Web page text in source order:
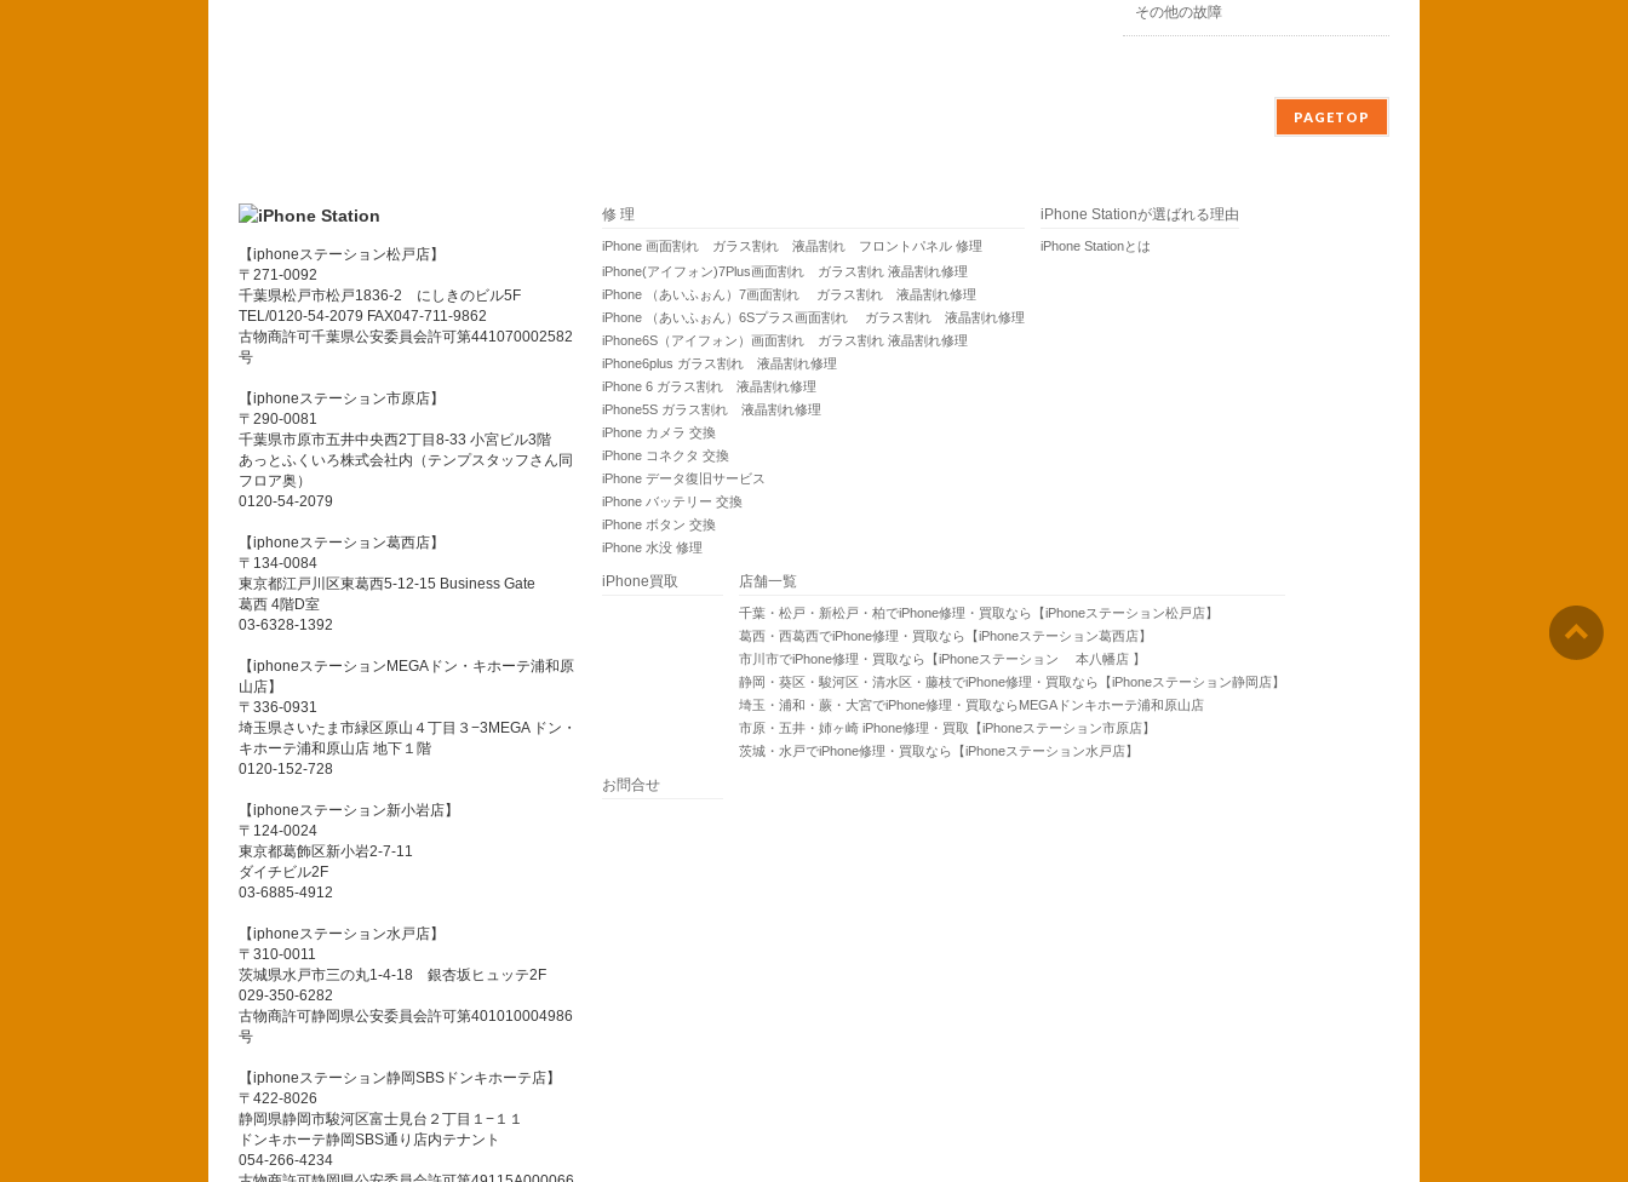
その他の故障
PAGETOP
【iphoneステーション松戸店】
〒271-0092
千葉県松戸市松戸1836-2 にしきのビル5F
TEL/0120-54-2079 FAX047-711-9862
古物商許可千葉県公安委員会許可第441070002582
号
【iphoneステーション市原店】
〒290-0081
千葉県市原市五井中央西2丁目8-33 小宮ビル3階
あっとふくいろ株式会社内（テンプスタッフさん同
フロア奥）
0120-54-2079
【iphoneステーション葛西店】
〒134-0084
東京都江戸川区東葛西5-12-15 Business Gate
葛西 4階D室
03-6328-1392
【iphoneステーションMEGAドン・キホーテ浦和原
山店】
〒336-0931
埼玉県さいたま市緑区原山４丁目３−3MEGA ドン・
キホーテ浦和原山店 地下１階
0120-152-728
【iphoneステーション新小岩店】
〒124-0024
東京都葛飾区新小岩2-7-11
ダイチビル2F
03-6885-4912
【iphoneステーション水戸店】
〒310-0011
茨城県水戸市三の丸1-4-18 銀杏坂ヒュッテ2F
029-350-6282
古物商許可静岡県公安委員会許可第401010004986
号
【iphoneステーション静岡SBSドンキホーテ店】
〒422-8026
静岡県静岡市駿河区富士見台２丁目１−１１
ドンキホーテ静岡SBS通り店内テナント
054-266-4234
修 理
iPhone 画面割れ ガラス割れ 液晶割れ フロントパネル 修理
iPhone(アイフォン)7Plus画面割れ ガラス割れ 液晶割れ修理
iPhone （あいふぉん）7画面割れ ガラス割れ 液晶割れ修理
iPhone （あいふぉん）6Sプラス画面割れ ガラス割れ 液晶割れ修理
iPhone6S（アイフォン）画面割れ ガラス割れ 液晶割れ修理
iPhone6plus ガラス割れ 液晶割れ修理
iPhone 6 ガラス割れ 液晶割れ修理
iPhone5S ガラス割れ 液晶割れ修理
iPhone カメラ 交換
iPhone コネクタ 交換
iPhone データ復旧サービス
iPhone バッテリー 交換
iPhone ボタン 交換
iPhone 水没 修理
iPhone Stationが選ばれる理由
iPhone Stationとは
iPhone買取 店舗一覧
千葉・松戸・新松戸・柏でiPhone修理・買取なら【iPhoneステーション松戸店】
葛西・西葛西でiPhone修理・買取なら【iPhoneステーション葛西店】
市川市でiPhone修理・買取なら【iPhoneステーション 本八幡店 】
静岡・葵区・駿河区・清水区・藤枝でiPhone修理・買取なら【iPhoneステーション静岡店】
埼玉・浦和・蕨・大宮でiPhone修理・買取ならMEGAドンキホーテ浦和原山店
市原・五井・姉ヶ崎 iPhone修理・買取【iPhoneステーション市原店】
茨城・水戸でiPhone修理・買取なら【iPhoneステーション水戸店】
お問合せ